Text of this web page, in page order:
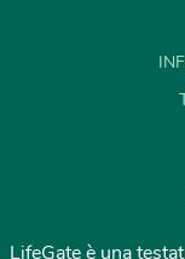
LifeGate è una